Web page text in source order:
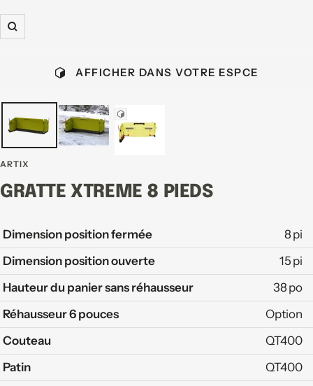
Zoom
AFFICHER DANS VOTRE ESPCE
ARTIX
GRATTE XTREME 8 PIEDS
Dimension position fermée
8 pi
Dimension position ouverte
15 pi
Hauteur du panier sans réhausseur
38 po
Réhausseur 6 pouces
Option
Couteau
QT400
Patin
QT400